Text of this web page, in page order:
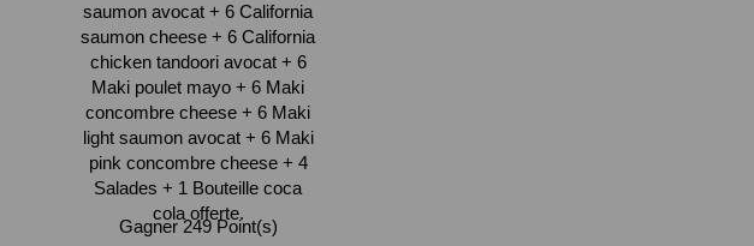
saumon avocat + 6 California
saumon cheese + 6 California
chicken tandoori avocat + 6
Maki poulet mayo + 6 Maki
concombre cheese + 6 Maki
light saumon avocat + 6 Maki
pink concombre cheese + 4
Salades + 1 Bouteille coca
cola offerte.
Gagner 249 Point(s)